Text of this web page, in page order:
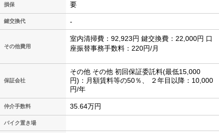
損保 要
鍵交換代 -
その他費用
室内清掃費：92,923円 鍵交換費：22,000円 口
座振替事務手数料：220円/月
保証会社
その他 その他 初回保証委託料(最低15,000
円)：月額賃料等の50％、 ２年目以降：10,000
円/年
仲介手数料 35.64万円
バイク置き場